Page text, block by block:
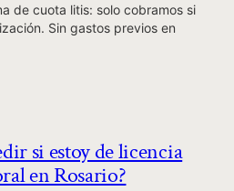
de cuota litis: solo cobramos si
Sin gastos previos en
si estoy de licencia
en Rosario?